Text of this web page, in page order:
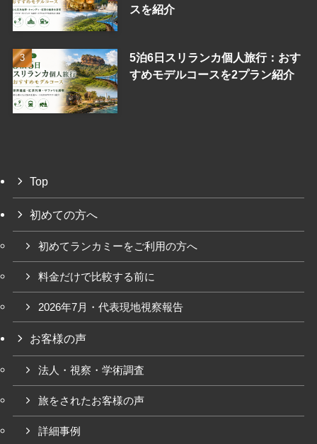
スを紹介
5泊6日スリランカ個人旅行：おす
すめモデルコースを2プラン紹介
Top
初めての方へ
初めてランカミーをご利用の方へ
料金だけで比較する前に
2026年7月・代表現地視察報告
お客様の声
法人・視察・学術調査
旅をされたお客様の声
詳細事例